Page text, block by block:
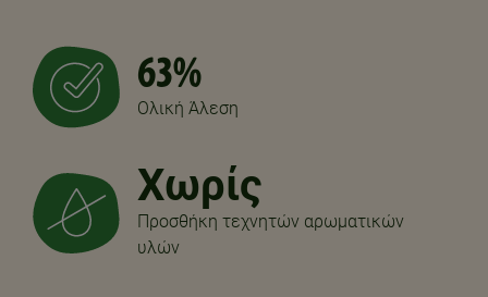
63%
Ολική Άλεση
Χωρίς
Προσθήκη τεχνητών αρωματικών
υλών